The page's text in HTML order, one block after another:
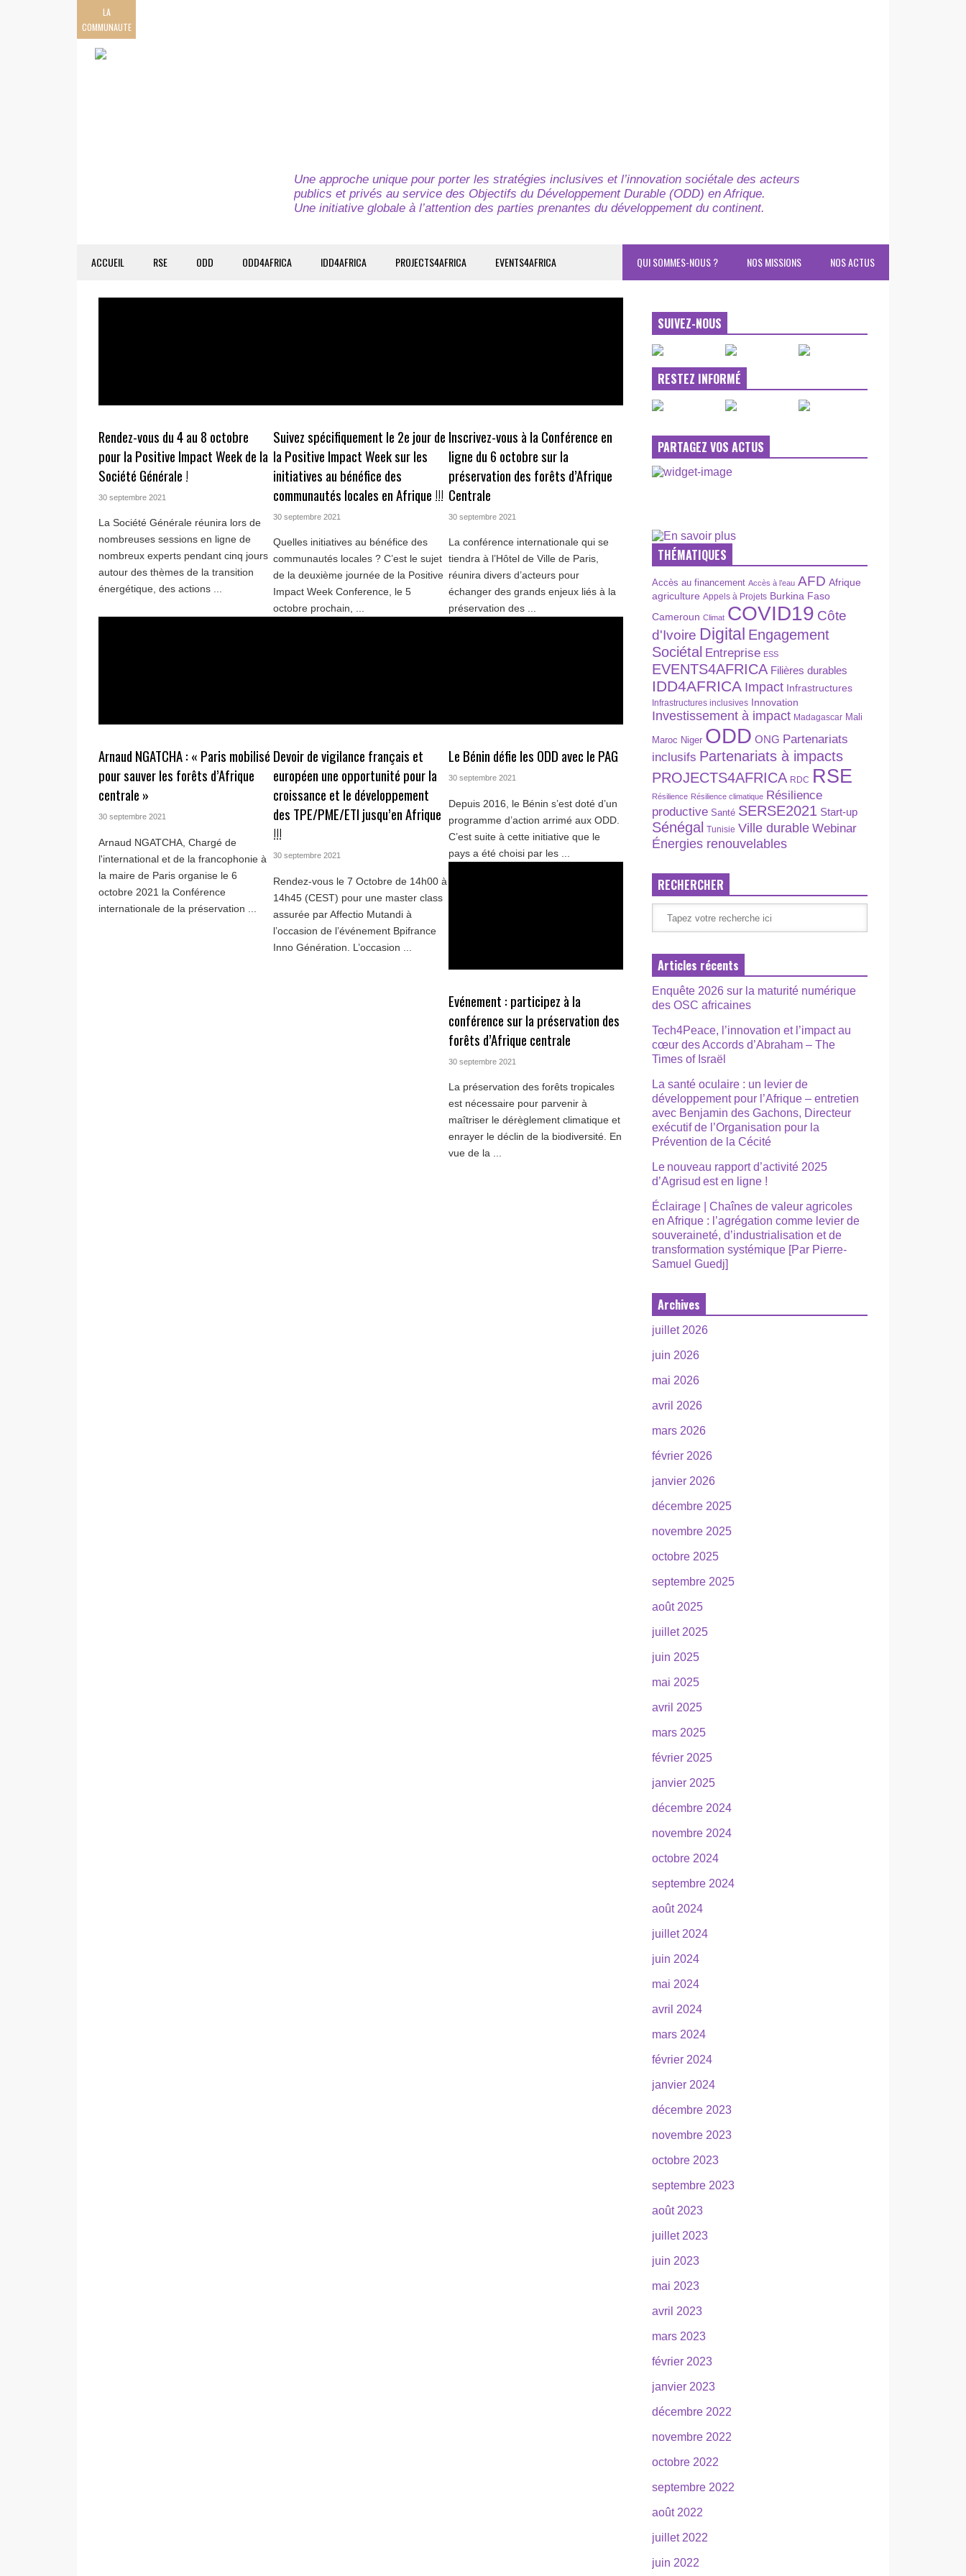
LA
COMMUNAUTE
Une approche unique pour porter les stratégies inclusives et l’innovation sociétale des acteurs
publics et privés au service des Objectifs du Développement Durable (ODD) en Afrique.
Une initiative globale à l’attention des parties prenantes du développement du continent.
ACCUEIL RSE ODD ODD4AFRICA IDD4AFRICA PROJECTS4AFRICA EVENTS4AFRICA NOS ACTUS
NOS MISSIONS
QUI SOMMES-NOUS ?
Rendez-vous du 4 au 8 octobre
pour la Positive Impact Week de la
Société Générale !
30 septembre 2021
La Société Générale réunira lors de
nombreuses sessions en ligne de
nombreux experts pendant cinq jours
autour des thèmes de la transition
énergétique, des actions ...
Suivez spécifiquement le 2e jour de
la Positive Impact Week sur les
initiatives au bénéfice des
communautés locales en Afrique !!!
30 septembre 2021
Quelles initiatives au bénéfice des
communautés locales ? C’est le sujet
de la deuxième journée de la Positive
Impact Week Conference, le 5
octobre prochain, ...
Inscrivez-vous à la Conférence en
ligne du 6 octobre sur la
préservation des forêts d’Afrique
Centrale
30 septembre 2021
La conférence internationale qui se
tiendra à l’Hôtel de Ville de Paris,
réunira divers d’acteurs pour
échanger des grands enjeux liés à la
préservation des ...
Arnaud NGATCHA : « Paris mobilisé
pour sauver les forêts d’Afrique
centrale »
30 septembre 2021
Arnaud NGATCHA, Chargé de
l'international et de la francophonie à
la maire de Paris organise le 6
octobre 2021 la Conférence
internationale de la préservation ...
Devoir de vigilance français et
européen une opportunité pour la
croissance et le développement
des TPE/PME/ETI jusqu’en Afrique
!!!
30 septembre 2021
Rendez-vous le 7 Octobre de 14h00 à
14h45 (CEST) pour une master class
assurée par Affectio Mutandi à
l’occasion de l’événement Bpifrance
Inno Génération. L’occasion ...
Le Bénin défie les ODD avec le PAG
30 septembre 2021
Depuis 2016, le Bénin s’est doté d’un
programme d’action arrimé aux ODD.
C’est suite à cette initiative que le
pays a été choisi par les ...
Evénement : participez à la
conférence sur la préservation des
forêts d’Afrique centrale
30 septembre 2021
La préservation des forêts tropicales
est nécessaire pour parvenir à
maîtriser le dérèglement climatique et
enrayer le déclin de la biodiversité. En
vue de la ...
SUIVEZ-NOUS
RESTEZ INFORMÉ
PARTAGEZ VOS ACTUS
THÉMATIQUES
Accès au financement Accès à l’eau AFD Afrique
agriculture Appels à Projets Burkina Faso
Cameroun Climat COVID19 Côte
d'Ivoire Digital Engagement
Sociétal Entreprise ESS
EVENTS4AFRICA Filières durables
IDD4AFRICA Impact Infrastructures
Infrastructures inclusives Innovation
Investissement à impact Madagascar Mali
Maroc Niger ODD ONG Partenariats
inclusifs Partenariats à impacts
PROJECTS4AFRICA RDC RSE
Résilience Résilience climatique Résilience
productive Santé SERSE2021 Start-up
Sénégal Tunisie Ville durable Webinar
Énergies renouvelables
RECHERCHER
Articles récents
Enquête 2026 sur la maturité numérique
des OSC africaines
Tech4Peace, l’innovation et l’impact au
cœur des Accords d’Abraham – The
Times of Israël
La santé oculaire : un levier de
développement pour l’Afrique – entretien
avec Benjamin des Gachons, Directeur
exécutif de l’Organisation pour la
Prévention de la Cécité
Le nouveau rapport d’activité 2025
d’Agrisud est en ligne !
Éclairage | Chaînes de valeur agricoles
en Afrique : l’agrégation comme levier de
souveraineté, d’industrialisation et de
transformation systémique [Par Pierre-
Samuel Guedj]
Archives
juillet 2026
juin 2026
mai 2026
avril 2026
mars 2026
février 2026
janvier 2026
décembre 2025
novembre 2025
octobre 2025
septembre 2025
août 2025
juillet 2025
juin 2025
mai 2025
avril 2025
mars 2025
février 2025
janvier 2025
décembre 2024
novembre 2024
octobre 2024
septembre 2024
août 2024
juillet 2024
juin 2024
mai 2024
avril 2024
mars 2024
février 2024
janvier 2024
décembre 2023
novembre 2023
octobre 2023
septembre 2023
août 2023
juillet 2023
juin 2023
mai 2023
avril 2023
mars 2023
février 2023
janvier 2023
décembre 2022
novembre 2022
octobre 2022
septembre 2022
août 2022
juillet 2022
juin 2022